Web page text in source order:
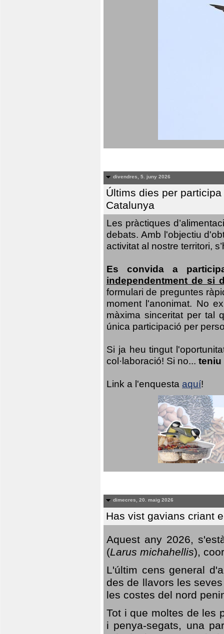
divendres, 5. juny 2026
Últims dies per
Catalunya
Les pràctiques
debats. Amb l'objectiu
activitat al nostre territori,
Es convida a
independentment de si
formulari de preguntes
moment l'anonimat. No
màxima sinceritat per tal
única participació per
Si ja heu tingut
col·laboració! Si no... teniu
Link a l'enquesta aquí!
dimecres, 20. maig 2026
Has vist gavians criant
Aquest any 2026,
(Larus michahellis),
L'últim cens general
des de llavors les
les costes del nord
Tot i que moltes de les
i penya-segats, una